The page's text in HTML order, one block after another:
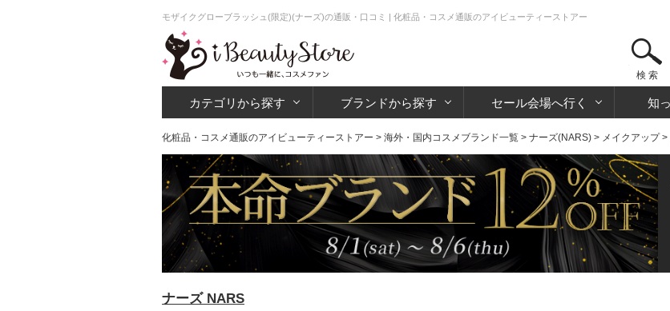
モザイクグローブラッシュ(限定)(ナーズ)の通販・口コミ | 化粧品・コスメ通販のアイビューティーストアー
検 索
カテゴリから探す ブランドから探す セール会場へ行く 知
化粧品・コスメ通販のアイビューティーストアー > 海外・国内コスメブランド一覧 > ナーズ(NARS) > メイクアップ>
ナーズ NARS